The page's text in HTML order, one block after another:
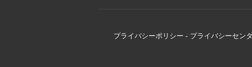
プライバシーポリシー - プライバシーセン